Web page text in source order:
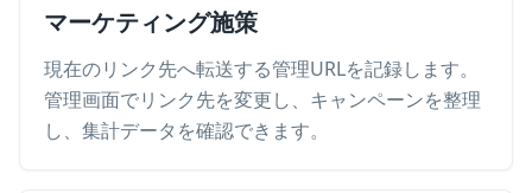
マーケティング施策
現在のリンク先へ転送する管理URLを記録します。
管理画面でリンク先を変更し、キャンペーンを整理
し、集計データを確認できます。